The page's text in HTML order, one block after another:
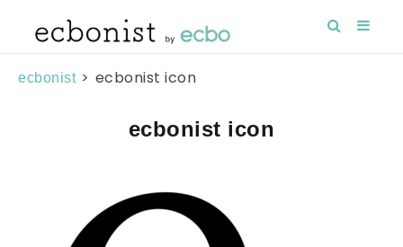
ecbonist > ecbonist icon
ecbonist icon